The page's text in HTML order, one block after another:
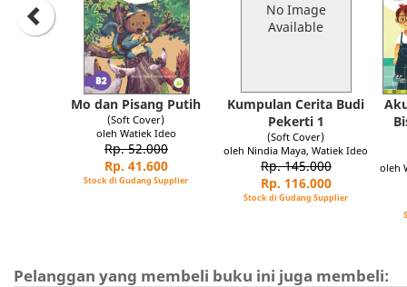
Mo dan Pisang Putih
(Soft Cover)
oleh Watiek Ideo
Rp. 52.000
Rp. 41.600
Stock di Gudang Supplier
No Image
Available
Kumpulan Cerita Budi
Pekerti 1
(Soft Cover)
oleh Nindia Maya, Watiek Ideo
Rp. 145.000
Rp. 116.000
Stock di Gudang Supplier
oleh
Pelanggan yang membeli buku ini juga membeli: